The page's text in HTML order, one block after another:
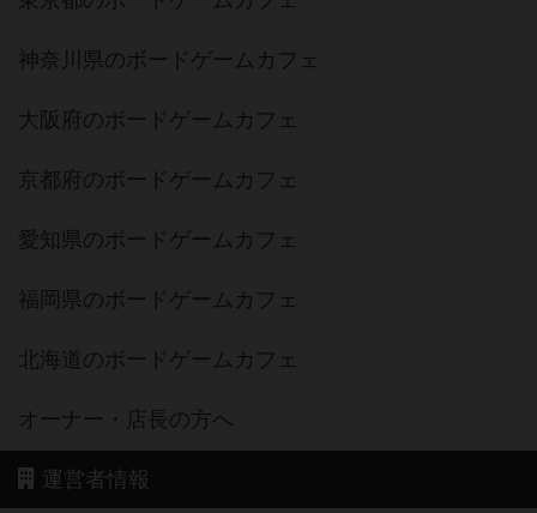
神奈川県のボードゲームカフェ
大阪府のボードゲームカフェ
京都府のボードゲームカフェ
愛知県のボードゲームカフェ
福岡県のボードゲームカフェ
北海道のボードゲームカフェ
オーナー・店長の方へ
運営者情報